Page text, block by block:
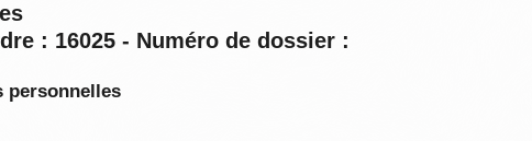
: 16025 - Numéro de dossier :
personnelles